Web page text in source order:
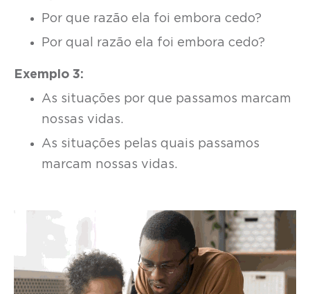
Por que razão ela foi embora cedo?
Por qual razão ela foi embora cedo?
Exemplo 3:
As situações por que passamos marcam
nossas vidas.
As situações pelas quais passamos
marcam nossas vidas.